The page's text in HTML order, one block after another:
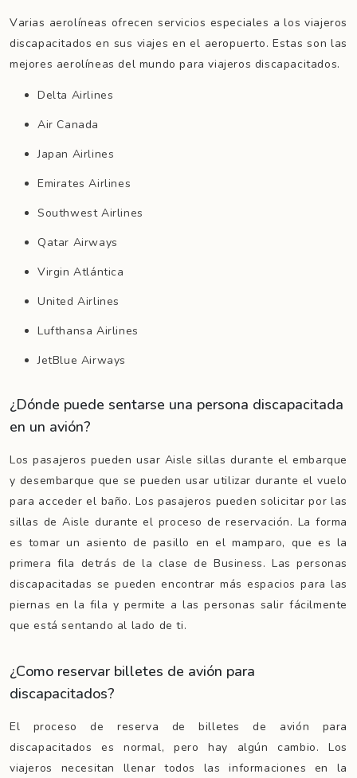
Varias aerolíneas ofrecen servicios especiales a los viajeros
discapacitados en sus viajes en el aeropuerto. Estas son las
mejores aerolíneas del mundo para viajeros discapacitados.
Delta Airlines
Air Canada
Japan Airlines
Emirates Airlines
Southwest Airlines
Qatar Airways
Virgin Atlántica
United Airlines
Lufthansa Airlines
JetBlue Airways
¿Dónde puede sentarse una persona discapacitada
en un avión?
Los pasajeros pueden usar Aisle sillas durante el embarque
y desembarque que se pueden usar utilizar durante el vuelo
para acceder el baño. Los pasajeros pueden solicitar por las
sillas de Aisle durante el proceso de reservación. La forma
es tomar un asiento de pasillo en el mamparo, que es la
primera fila detrás de la clase de Business. Las personas
discapacitadas se pueden encontrar más espacios para las
piernas en la fila y permite a las personas salir fácilmente
que está sentando al lado de ti.
¿Como reservar billetes de avión para
discapacitados?
El proceso de reserva de billetes de avión para
discapacitados es normal, pero hay algún cambio. Los
viajeros necesitan llenar todos las informaciones en la